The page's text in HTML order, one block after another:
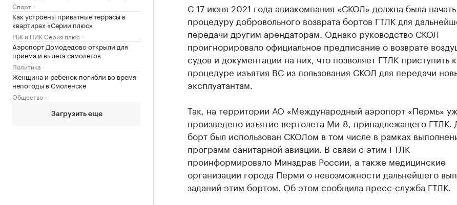
Спорт
Как устроены приватные террасы в
квартирах «Серии плюс»
РБК и ПИК Серия плюс
Аэропорт Домодедово открыли для
приема и вылета самолетов
Политика
Женщина и ребенок погибли во время
непогоды в Смоленске
Общество
Загрузить еще
С 17 июня 2021 года авиакомпания «СКОЛ» должна была начать
процедуру добровольного возврата бортов ГТЛК для
передачи другим арендаторам. Однако руководство СКОЛ
проигнорировало официальное предписание о возврате
судов и документации на них, что позволяет ГТЛК приступить к
процедуре изъятия ВС из пользования СКОЛ для передачи
эксплуатантам.
Так, на территории АО «Международный аэропорт «Пермь»
произведено изъятие вертолета Ми-8, принадлежащего ГТЛК.
борт был использован СКОЛом в том числе в рамках
программ санитарной авиации. В связи с этим ГТЛК
проинформировало Минздрав России, а также медицинские
организации города Перми о невозможности дальнейшего
заданий этим бортом. Об этом сообщила пресс-служба ГТЛК.